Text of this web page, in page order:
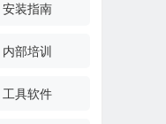
安装指南
内部培训
工具软件